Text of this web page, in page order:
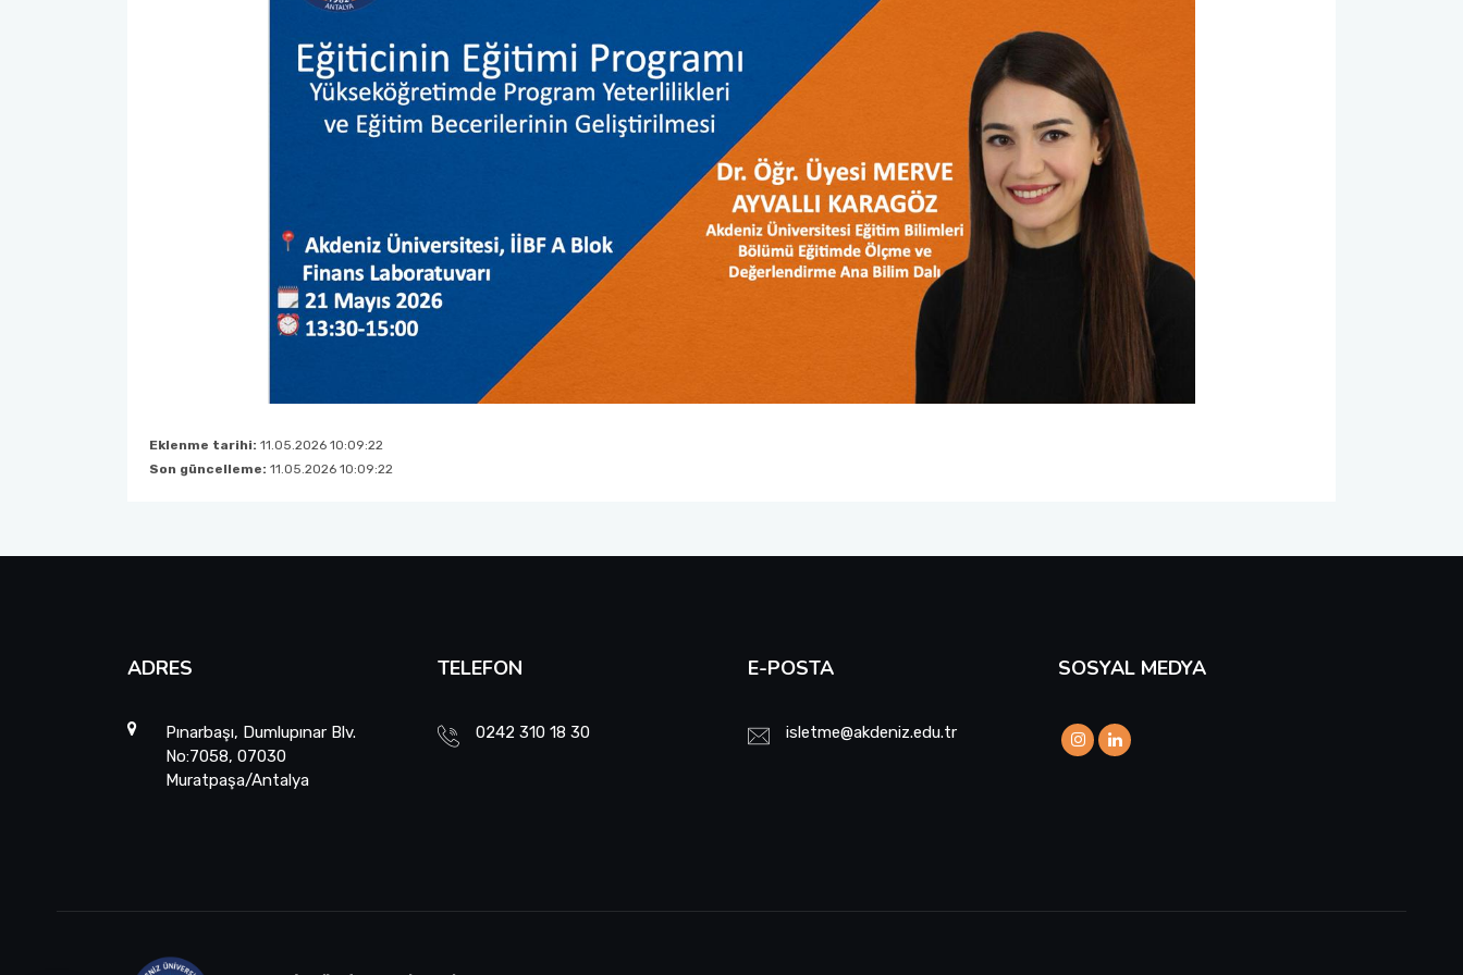
Eklenme tarihi: 11.05.2026 10:09:22
Son güncelleme: 11.05.2026 10:09:22
ADRES
Pınarbaşı, Dumlupınar Blv.
No:7058, 07030
Muratpaşa/Antalya
TELEFON
0242 310 18 30
E-POSTA
isletme@akdeniz.edu.tr
SOSYAL MEDYA